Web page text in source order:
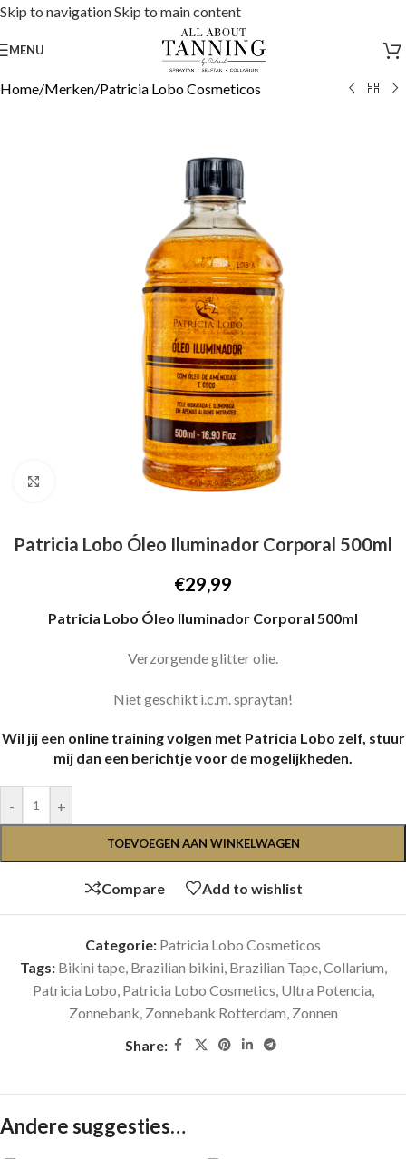
Skip to navigationSkip to main content
MENU
Home/Merken/Patricia Lobo Cosmeticos
Click to enlarge
Patricia Lobo Óleo Iluminador Corporal 500ml
€29,99
Patricia Lobo Óleo Iluminador Corporal 500ml
Verzorgende glitter olie.
Niet geschikt i.c.m. spraytan!
Wil jij een online training volgen met Patricia Lobo zelf, stuur
mij dan een berichtje voor de mogelijkheden.
- +
TOEVOEGEN AAN WINKELWAGEN
Compare Add to wishlist
Categorie: Patricia Lobo Cosmeticos
Tags: Bikini tape, Brazilian bikini, Brazilian Tape,Collarium,
Patricia Lobo, Patricia Lobo Cosmetics, Ultra Potencia,
Zonnebank, Zonnebank Rotterdam, Zonnen
Share:
Andere suggesties…